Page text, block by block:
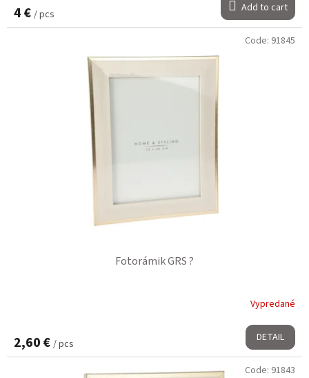
4 € / pcs Add to cart
Fotorámik GRS ?
Vypredané
2,60 € / pcs DETAIL
Code: 91845
Code: 91843